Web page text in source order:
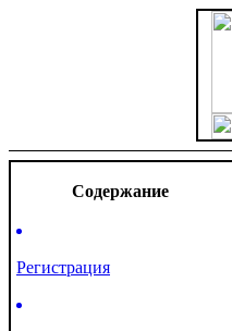
Cодержание
Регистрация